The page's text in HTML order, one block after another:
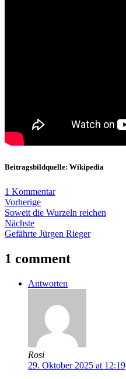
Beitragsbildquelle: Wikipedia
1 Kommentar
Vorherige
Soweit die Wurzeln reichen
Nächste
Gefährte Jürgen Rieger
1 comment
Antworten
Rosi
29. Oktober 2025 at 12:19